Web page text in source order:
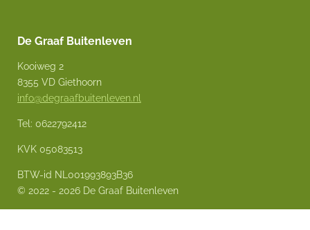
De Graaf Buitenleven
Kooiweg 2
8355 VD Giethoorn
info@degraafbuitenleven.nl
Tel: 0622792412
KVK 05083513
BTW-id NL001993893B36
© 2022 - 2026 De Graaf Buitenleven